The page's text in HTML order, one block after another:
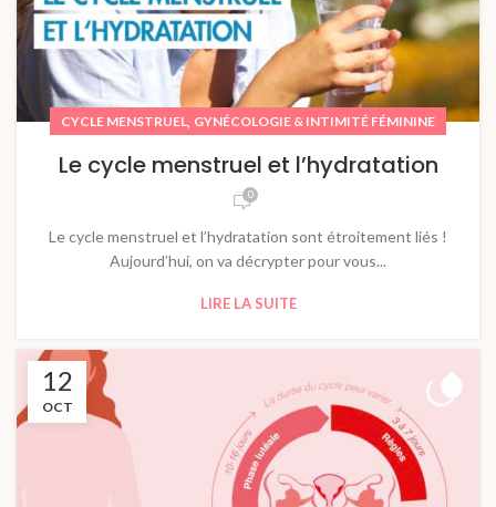
CYCLE MENSTRUEL, GYNÉCOLOGIE & INTIMITÉ FÉMININE
Le cycle menstruel et l’hydratation
0
Le cycle menstruel et l’hydratation sont étroitement liés !
Aujourd’hui, on va décrypter pour vous...
LIRE LA SUITE
12
OCT